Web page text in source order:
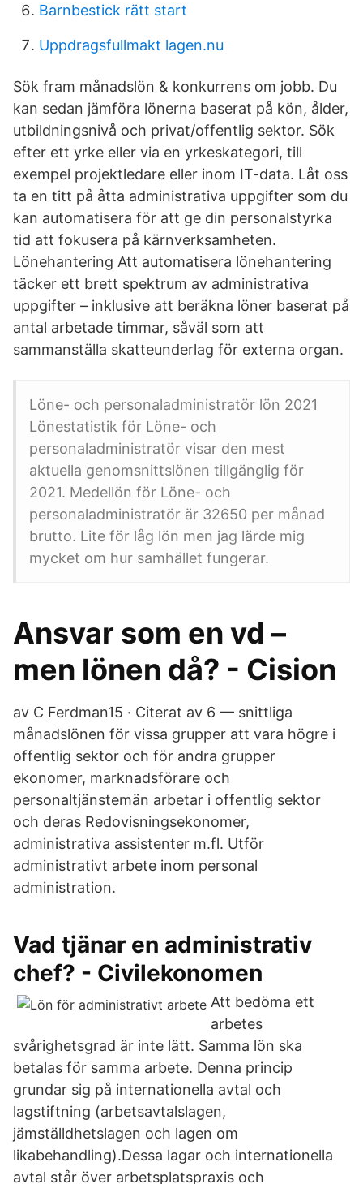
Barnbestick rätt start
Uppdragsfullmakt lagen.nu
Sök fram månadslön & konkurrens om jobb. Du
kan sedan jämföra lönerna baserat på kön, ålder,
utbildningsnivå och privat/offentlig sektor. Sök
efter ett yrke eller via en yrkeskategori, till
exempel projektledare eller inom IT-data. Låt oss
ta en titt på åtta administrativa uppgifter som du
kan automatisera för att ge din personalstyrka
tid att fokusera på kärnverksamheten.
Lönehantering Att automatisera lönehantering
täcker ett brett spektrum av administrativa
uppgifter – inklusive att beräkna löner baserat på
antal arbetade timmar, såväl som att
sammanställa skatteunderlag för externa organ.
Löne- och personaladministratör lön 2021
Lönestatistik för Löne- och
personaladministratör visar den mest
aktuella genomsnittslönen tillgänglig för
2021. Medellön för Löne- och
personaladministratör är 32650 per månad
brutto. Lite för låg lön men jag lärde mig
mycket om hur samhället fungerar.
Ansvar som en vd –
men lönen då? - Cision
av C Ferdman15 · Citerat av 6 — snittliga
månadslönen för vissa grupper att vara högre i
offentlig sektor och för andra grupper
ekonomer, marknadsförare och
personaltjänstemän arbetar i offentlig sektor
och deras Redovisningsekonomer,
administrativa assistenter m.fl. Utför
administrativt arbete inom personal
administration.
Vad tjänar en administrativ
chef? - Civilekonomen
Att bedöma ett
arbetes
svårighetsgrad är inte lätt. Samma lön ska
betalas för samma arbete. Denna princip
grundar sig på internationella avtal och
lagstiftning (arbetsavtalslagen,
jämställdhetslagen och lagen om
likabehandling).Dessa lagar och internationella
avtal står över arbetsplatspraxis och